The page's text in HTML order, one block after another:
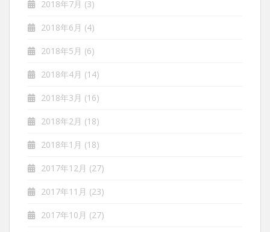
2018年7月 (3)
2018年6月 (4)
2018年5月 (6)
2018年4月 (14)
2018年3月 (16)
2018年2月 (18)
2018年1月 (18)
2017年12月 (27)
2017年11月 (23)
2017年10月 (27)